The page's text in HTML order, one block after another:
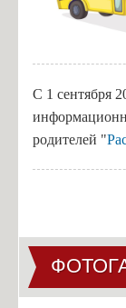
С 1 сентября
родителей "